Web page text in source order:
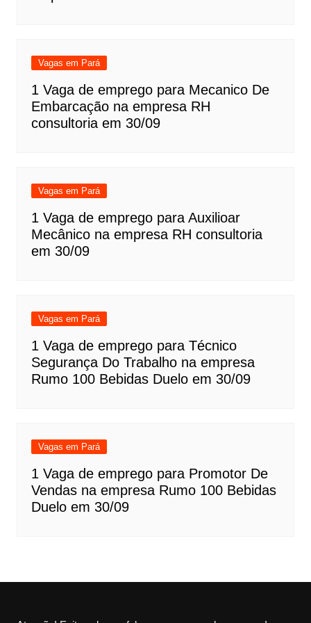
Vagas em Pará
1 Vaga de emprego para Mecanico De
Embarcação na empresa RH
consultoria em 30/09
Vagas em Pará
1 Vaga de emprego para Auxilioar
Mecânico na empresa RH consultoria
em 30/09
Vagas em Pará
1 Vaga de emprego para Técnico
Segurança Do Trabalho na empresa
Rumo 100 Bebidas Duelo em 30/09
Vagas em Pará
1 Vaga de emprego para Promotor De
Vendas na empresa Rumo 100 Bebidas
Duelo em 30/09